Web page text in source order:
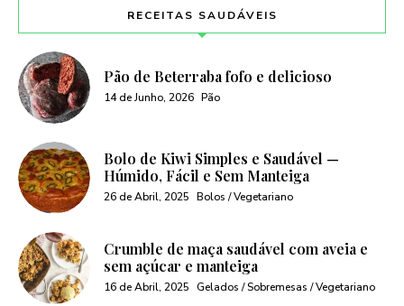
RECEITAS SAUDÁVEIS
Pão de Beterraba fofo e delicioso
14 de Junho, 2026 Pão
Bolo de Kiwi Simples e Saudável —
Húmido, Fácil e Sem Manteiga
26 de Abril, 2025 Bolos / Vegetariano
Crumble de maça saudável com aveia e
sem açúcar e manteiga
16 de Abril, 2025 Gelados / Sobremesas / Vegetariano